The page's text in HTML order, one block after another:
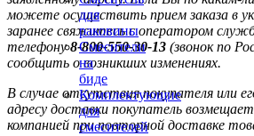
для
раковины
Смесители
на
биде
Комплектующие
для
смесителей
можете осуществить прием заказа в
заранее свяжитесь с оператором
телефону8-800-550-30-13 (звонок по
сообщить о возникших изменениях.
В случае отсутствия покупателя или
адресу доставки покупатель
компанией при повторной доставке